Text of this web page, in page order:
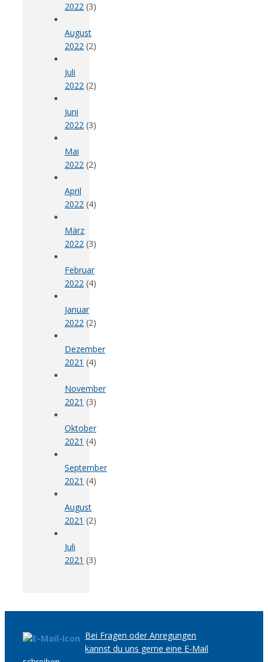
2022 (3)
August
2022 (2)
Juli
2022 (2)
Juni
2022 (3)
Mai
2022 (2)
April
2022 (4)
März
2022 (3)
Februar
2022 (4)
Januar
2022 (2)
Dezember
2021 (4)
November
2021 (3)
Oktober
2021 (4)
September
2021 (4)
August
2021 (2)
Juli
2021 (3)
Bei Fragen oder Anregungen
kannst du uns gerne eine E-Mail